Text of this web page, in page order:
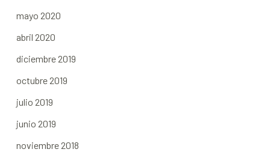
mayo 2020
abril 2020
diciembre 2019
octubre 2019
julio 2019
junio 2019
noviembre 2018